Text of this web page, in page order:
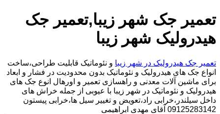
تعمیر جک شهر زیبا,تعمیر جک
هیدرولیک شهر زیبا
تعمیر جک هیدرولیک در شهر زیبا و نئوماتیک قابلیت طراحی،ساخت
انواع جک های هیدرولیک و نئوماتیک بدون محدودیت در فشار و ابعاد
برای ماشین آلات معدنی و راهسازی تعمیر و اورهال انوع جک های
هیدرولیک و نئوماتیک در شهر زیبا با عیوبی از جمله خراش های
داخل سیلندر،خرابی راد،تعویض و تغییر سیل ها،خرابی پیستون
09125283142 آقای مهدی ابراهیمی